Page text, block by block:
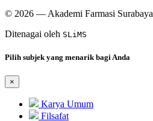
© 2026 — Akademi Farmasi Surabaya
Ditenagai oleh SLiMS
Pilih subjek yang menarik bagi Anda
×
Karya Umum
Filsafat